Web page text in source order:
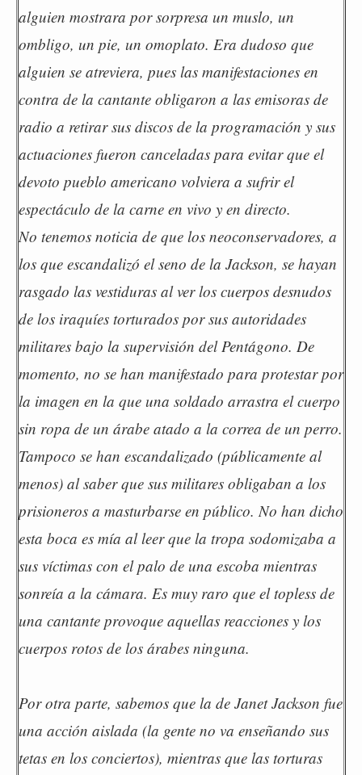
alguien mostrara por sorpresa un muslo, un
ombligo, un pie, un omoplato. Era dudoso que
alguien se atreviera, pues las manifestaciones en
contra de la cantante obligaron a las emisoras de
radio a retirar sus discos de la programación y sus
actuaciones fueron canceladas para evitar que el
devoto pueblo americano volviera a sufrir el
espectáculo de la carne en vivo y en directo.
No tenemos noticia de que los neoconservadores, a
los que escandalizó el seno de la Jackson, se hayan
rasgado las vestiduras al ver los cuerpos desnudos
de los iraquíes torturados por sus autoridades
militares bajo la supervisión del Pentágono. De
momento, no se han manifestado para protestar por
la imagen en la que una soldado arrastra el cuerpo
sin ropa de un árabe atado a la correa de un perro.
Tampoco se han escandalizado (públicamente al
menos) al saber que sus militares obligaban a los
prisioneros a masturbarse en público. No han dicho
esta boca es mía al leer que la tropa sodomizaba a
sus víctimas con el palo de una escoba mientras
sonreía a la cámara. Es muy raro que el topless de
una cantante provoque aquellas reacciones y los
cuerpos rotos de los árabes ninguna.
Por otra parte, sabemos que la de Janet Jackson fue
una acción aislada (la gente no va enseñando sus
tetas en los conciertos), mientras que las torturas